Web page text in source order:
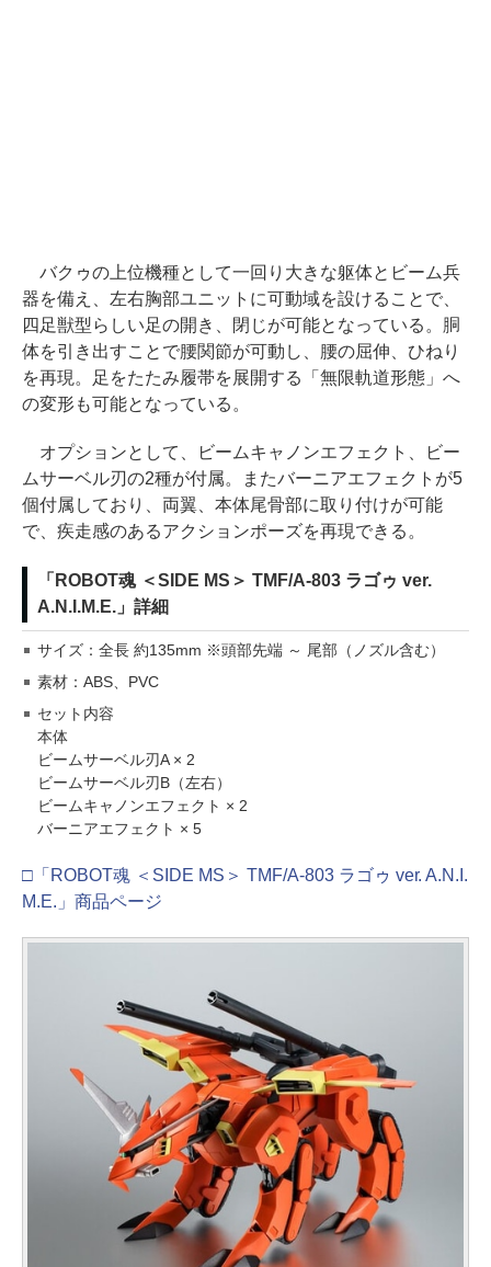
バクゥの上位機種として一回り大きな躯体とビーム兵
器を備え、左右胸部ユニットに可動域を設けることで、
四足獣型らしい足の開き、閉じが可能となっている。胴
体を引き出すことで腰関節が可動し、腰の屈伸、ひねり
を再現。足をたたみ履帯を展開する「無限軌道形態」へ
の変形も可能となっている。
オプションとして、ビームキャノンエフェクト、ビー
ムサーベル刃の2種が付属。またバーニアエフェクトが5
個付属しており、両翼、本体尾骨部に取り付けが可能
で、疾走感のあるアクションポーズを再現できる。
「ROBOT魂 ＜SIDE MS＞ TMF/A-803 ラゴゥ ver.
A.N.I.M.E.」詳細
サイズ：全長 約135mm ※頭部先端 ～ 尾部（ノズル含む）
素材：ABS、PVC
セット内容
本体
ビームサーベル刃A × 2
ビームサーベル刃B（左右）
ビームキャノンエフェクト × 2
バーニアエフェクト × 5
□「ROBOT魂 ＜SIDE MS＞ TMF/A-803 ラゴゥ ver. A.N.I.
M.E.」商品ページ